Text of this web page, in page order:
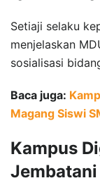
Setiaji selaku
menjelaskan
sosialisasi
Baca juga:
Magang Siswi
Kampus